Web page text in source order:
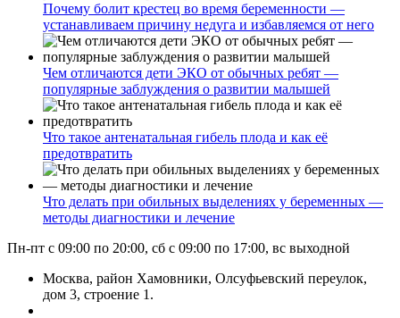
Почему болит крестец во время беременности —
устанавливаем причину недуга и избавляемся от него
Чем отличаются дети ЭКО от обычных ребят —
популярные заблуждения о развитии малышей
Что такое антенатальная гибель плода и как её
предотвратить
Что делать при обильных выделениях у беременных —
методы диагностики и лечение
Пн-пт с 09:00 по 20:00, сб с 09:00 по 17:00, вс выходной
Москва, район Хамовники, Олсуфьевский переулок,
дом 3, строение 1.